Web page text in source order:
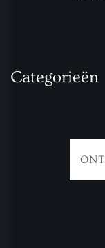
Categorieën